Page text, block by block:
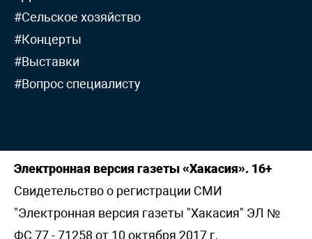
#Сельское хозяйство
#Концерты
#Выставки
#Вопрос специалисту
Электронная версия газеты «Хакасия». 16+
Свидетельство о регистрации СМИ
"Электронная версия газеты "Хакасия" ЭЛ №
ФС 77 - 71258 от 10 октября 2017 г,